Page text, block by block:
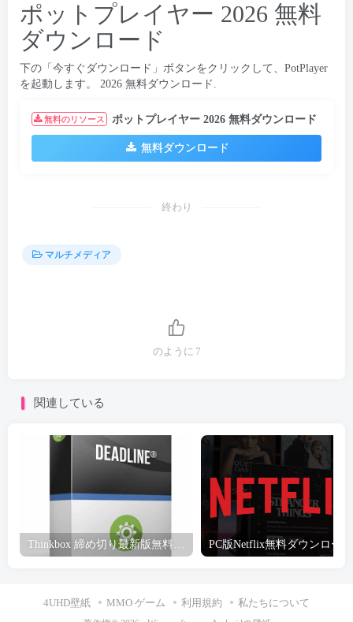
ポットプレイヤー 2026 無料
ダウンロード
下の「今すぐダウンロード」ボタンをクリックして、PotPlayer
を起動します。 2026 無料ダウンロード.
無料のリソース ポットプレイヤー 2026 無料ダウンロード
無料ダウンロード
終わり
マルチメディア
のように 7
関連している
PC版Netflix無料ダウンロード
4UHD壁紙 MMO ゲーム 利用規約 私たちについて